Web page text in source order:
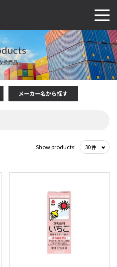
扱商品
メーカー名から探す
Show products: